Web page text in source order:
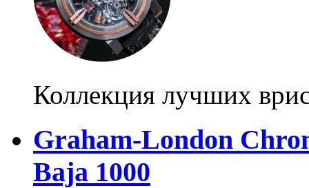
Коллекция лучших
Graham-London
Baja 1000